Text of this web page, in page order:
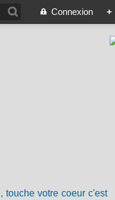
Connexion +
touche votre coeur c'est